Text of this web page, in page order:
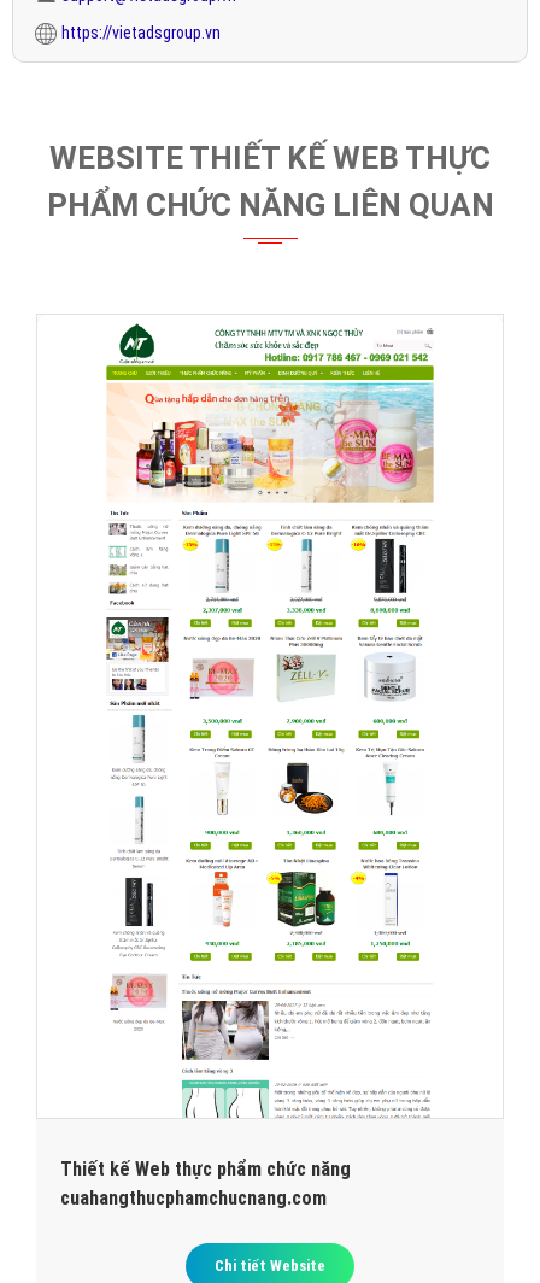
https://vietadsgroup.vn
WEBSITE THIẾT KẾ WEB THỰC
PHẨM CHỨC NĂNG LIÊN QUAN
Thiết kế Web thực phẩm chức năng
cuahangthucphamchucnang.com
Chi tiết Website